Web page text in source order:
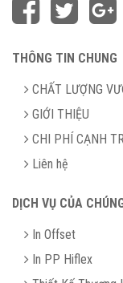
THÔNG TIN CHUNG
CHẤT LƯỢNG
GIỚI THIỆU
CHI PHÍ CẠNH
Liên hệ
DỊCH VỤ CỦA
In Offset
In PP Hiflex